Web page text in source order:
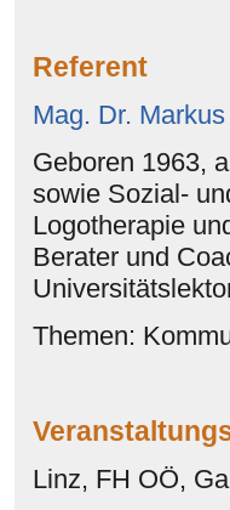
Referent
Mag. Dr.
Geboren 1963,
sowie Sozial-
Logotherapie
Berater und
Themen:
Linz, FH OÖ,